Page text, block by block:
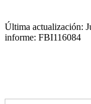
Última actualización:
informe: FBI116084